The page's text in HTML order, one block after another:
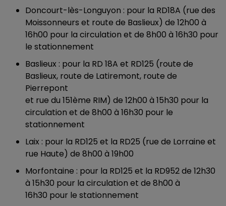
Doncourt-lès-Longuyon : pour la RD18A (rue des
Moissonneurs et route de Baslieux) de 12h00 à
16h00 pour la circulation et de 8h00 à 16h30 pour
le stationnement
Baslieux : pour la RD 18A et RD125 (route de
Baslieux, route de Latiremont, route de
Pierrepont
et rue du 151ème RIM) de 12h00 à 15h30 pour la
circulation et de 8h00 à 16h30 pour le
stationnement
Laix : pour la RD125 et la RD25 (rue de Lorraine et
rue Haute) de 8h00 à 19h00
Morfontaine : pour la RD125 et la RD952 de 12h30
à 15h30 pour la circulation et de 8h00 à
16h30 pour le stationnement